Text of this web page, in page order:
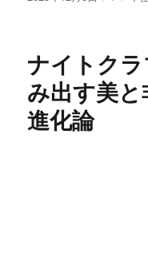
ー
ナイトク
み出す美
進化論